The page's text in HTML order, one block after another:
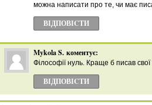
можна написати про те, чи має
ВІДПОВІCТИ
Mykola S. коментує:
Філософії нуль. Краще б писав свої
ВІДПОВІCТИ